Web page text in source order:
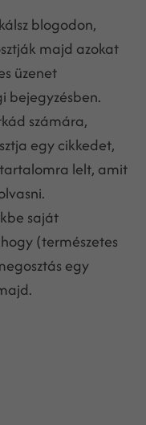
blogodon,
majd azokat
üzenet
bejegyzésben.
számára,
egy cikkedet,
lelt, amit
saját
(természetes
egy